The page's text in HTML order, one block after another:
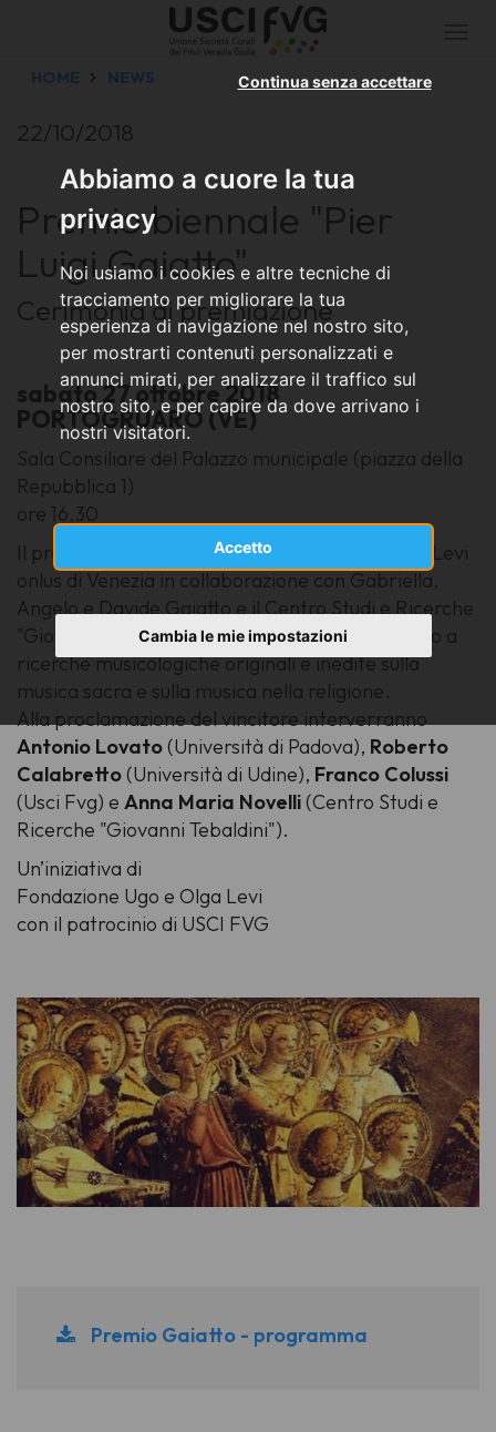
Abbiamo a cuore la tua
privacy
Noi usiamo i cookies e altre tecniche di
tracciamento per migliorare la tua
esperienza di navigazione nel nostro sito,
per mostrarti contenuti personalizzati e
annunci mirati, per analizzare il traffico sul
nostro sito, e per capire da dove arrivano i
nostri visitatori.
Accetto
Continua senza accettare
Cambia le mie impostazioni
HOME NEWS
22/10/2018
Premio biennale "Pier
Luigi Gaiatto"
Cerimonia di premiazione
sabato 27 ottobre 2018
PORTOGRUARO (VE)
Sala Consiliare del Palazzo municipale (piazza della
Repubblica 1)
ore 16.30
Il premio, istituito dalla Fondazione Ugo e Olga Levi
onlus di Venezia in collaborazione con Gabriella,
Angelo e Davide Gaiatto e il Centro Studi e Ricerche
"Giovanni Tebaldini" di Ascoli Piceno, è destinato a
ricerche musicologiche originali e inedite sulla
musica sacra e sulla musica nella religione.
Alla proclamazione del vincitore interverranno
Antonio Lovato(Università di Padova), Roberto
Calabretto(Università di Udine), Franco Colussi
(Usci Fvg) e Anna Maria Novelli(Centro Studi e
Ricerche "Giovanni Tebaldini").
Un’iniziativa di
Fondazione Ugo e Olga Levi
con il patrocinio di USCI FVG
Premio Gaiatto - programma